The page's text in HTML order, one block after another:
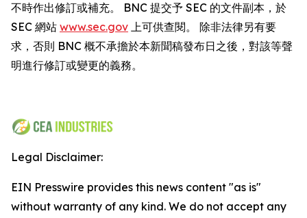
不時作出修訂或補充。 BNC 提交予 SEC 的文件副本，於
SEC 網站 www.sec.gov 上可供查閱。 除非法律另有要
求，否則 BNC 概不承擔於本新聞稿發布日之後，對該等聲
明進行修訂或變更的義務。
Legal Disclaimer:
EIN Presswire provides this news content "as is"
without warranty of any kind. We do not accept any